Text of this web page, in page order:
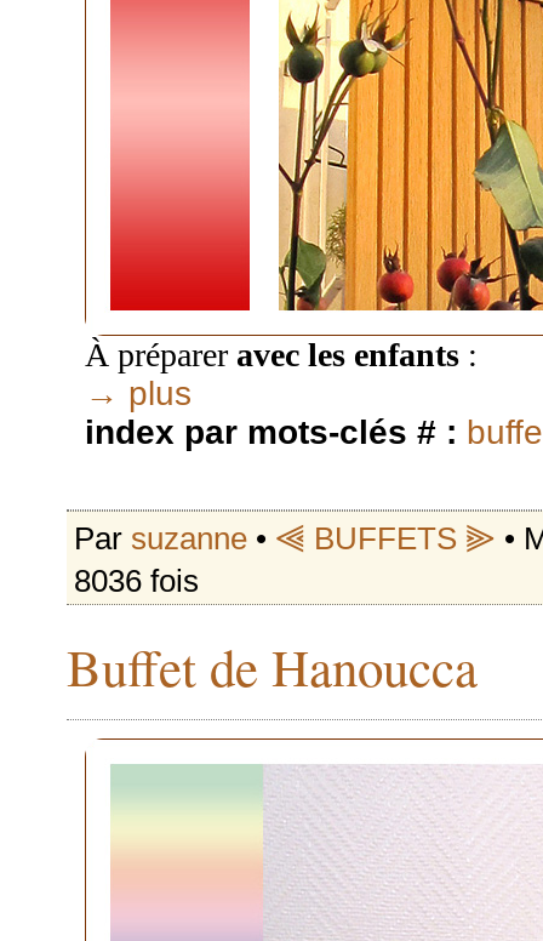
À préparer avec les enfants :
→ plus
index par mots-clés # :
Par suzanne • ⫷ BUFFETS ⫸ •
8036 fois
Buffet de Hanoucca